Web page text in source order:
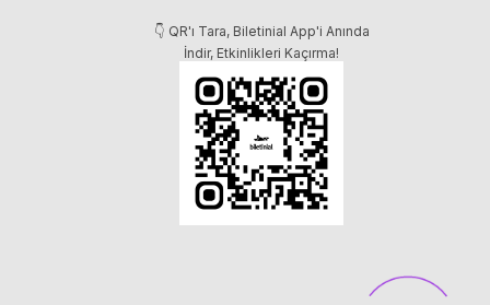
👇 QR'ı Tara, Biletinial App'i Anında
İndir, Etkinlikleri Kaçırma!